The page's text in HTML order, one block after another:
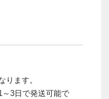
ります。
3日で発送可能で